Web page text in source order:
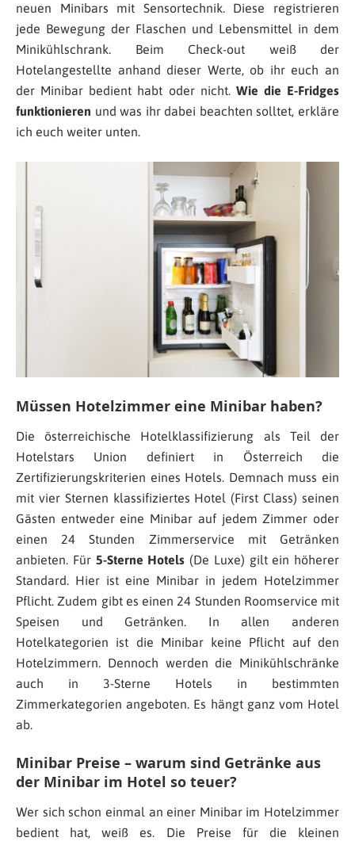
neuen Minibars mit Sensortechnik. Diese registrieren
jede Bewegung der Flaschen und Lebensmittel in dem
Minikühlschrank. Beim Check-out weiß der
Hotelangestellte anhand dieser Werte, ob ihr euch an
der Minibar bedient habt oder nicht. Wie die E-Fridges
funktionieren und was ihr dabei beachten solltet, erkläre
ich euch weiter unten.
Müssen Hotelzimmer eine Minibar haben?
Die österreichische Hotelklassifizierung als Teil der
Hotelstars Union definiert in Österreich die
Zertifizierungskriterien eines Hotels. Demnach muss ein
mit vier Sternen klassifiziertes Hotel (First Class) seinen
Gästen entweder eine Minibar auf jedem Zimmer oder
einen 24 Stunden Zimmerservice mit Getränken
anbieten. Für 5-Sterne Hotels (De Luxe) gilt ein höherer
Standard. Hier ist eine Minibar in jedem Hotelzimmer
Pflicht. Zudem gibt es einen 24 Stunden Roomservice mit
Speisen und Getränken. In allen anderen
Hotelkategorien ist die Minibar keine Pflicht auf den
Hotelzimmern. Dennoch werden die Minikühlschränke
auch in 3-Sterne Hotels in bestimmten
Zimmerkategorien angeboten. Es hängt ganz vom Hotel
ab.
Minibar Preise – warum sind Getränke aus
der Minibar im Hotel so teuer?
Wer sich schon einmal an einer Minibar im Hotelzimmer
bedient hat, weiß es. Die Preise für die kleinen